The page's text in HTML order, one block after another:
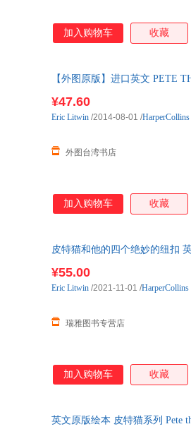
加入购物车 收藏
【外图原版】进口英文 PETE
¥47.60
外图台湾书店
Eric Litwin /2014-08-01 /
加入购物车 收藏
皮特猫和他的四个绝妙的纽扣
¥55.00
瑞雅图书专营店
Eric Litwin /2021-11-01 /HarperCollins
加入购物车 收藏
英文原版绘本 皮特猫系列 Pete